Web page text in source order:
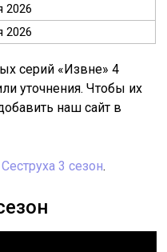
2026
2026
серий «Извне» 4
уточнения. Чтобы их
наш сайт в
Сеструха 3 сезон.